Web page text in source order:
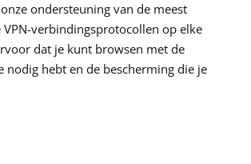
ondersteuning van de meest
VPN-verbindingsprotocollen op elke
dat je kunt browsen met de
nodig hebt en de bescherming die je